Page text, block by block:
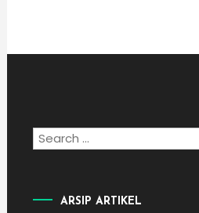
ARSIP ARTIKEL